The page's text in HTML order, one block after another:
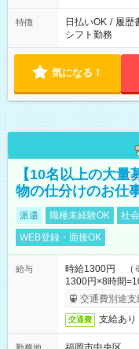
特徴 日払いOK / 履歴
シフト勤務
気になる！
【10名以上の大
物の仕分けのお仕
派遣 職種未経験OK 社
WEB登録・面接OK
給与
時給1300円 （
1300円×8時間
交通費別途支
交通費 支給あり